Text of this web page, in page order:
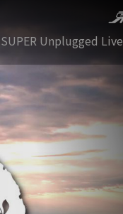
SUPER Unplugged Live